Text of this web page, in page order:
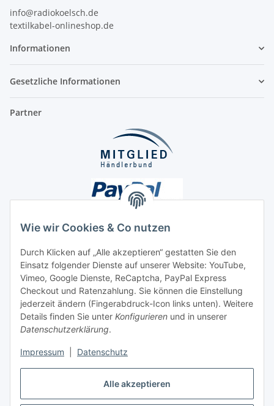
Alle akzeptieren
Wie wir Cookies & Co nutzen
Durch Klicken auf „Alle akzeptieren“ gestatten Sie den
Einsatz folgender Dienste auf unserer Website: YouTube,
Vimeo, Google Dienste, ReCaptcha, PayPal Express
Checkout und Ratenzahlung. Sie können die Einstellung
jederzeit ändern (Fingerabdruck-Icon links unten). Weitere
Details finden Sie unter Konfigurieren und in unserer
Datenschutzerklärung.
Impressum Datenschutz
info@radiokoelsch.de
textilkabel-onlineshop.de
Informationen
Gesetzliche Informationen
Partner
Unsere Seiten
Social Media
Vertrag widerrufen